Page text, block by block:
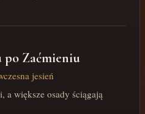
po Zaćmieniu
jesień
a większe osady ściągają